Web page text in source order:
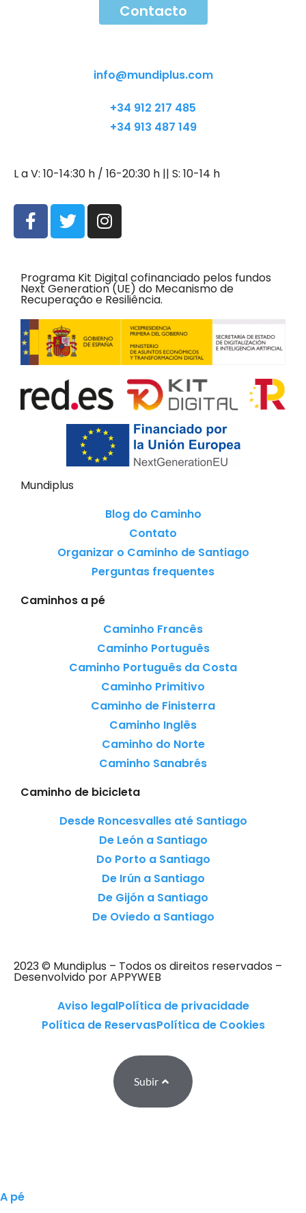
Contacto
info@mundiplus.com
+34 912 217 485
+34 913 487 149
L a V: 10-14:30 h / 16-20:30 h || S: 10-14 h
Programa Kit Digital cofinanciado pelos fundos
Next Generation (UE) do Mecanismo de
Recuperação e Resiliência.
Mundiplus
Blog do Caminho
Contato
Organizar o Caminho de Santiago
Perguntas frequentes
Caminhos a pé
Caminho Francês
Caminho Português
Caminho Português da Costa
Caminho Primitivo
Caminho de Finisterra
Caminho Inglês
Caminho do Norte
Caminho Sanabrés
Caminho de bicicleta
Desde Roncesvalles até Santiago
De León a Santiago
Do Porto a Santiago
De Irún a Santiago
De Gijón a Santiago
De Oviedo a Santiago
2023 © Mundiplus – Todos os direitos reservados –
Desenvolvido por APPYWEB
Aviso legalPolítica de privacidade
Política de ReservasPolítica de Cookies
Subir
A pé